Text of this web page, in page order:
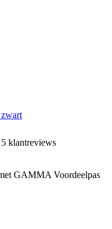
klantreviews
GAMMA Voordeelpas